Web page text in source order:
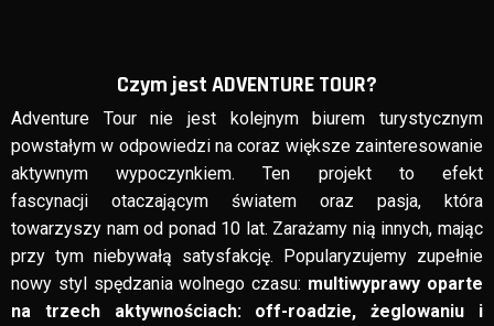
Czym jest ADVENTURE TOUR?
Adventure Tour nie jest kolejnym biurem turystycznym
powstałym w odpowiedzi na coraz większe zainteresowanie
aktywnym wypoczynkiem. Ten projekt to efekt
fascynacji otaczającym światem oraz pasja, która
towarzyszy nam od ponad 10 lat. Zarażamy nią innych, mając
przy tym niebywałą satysfakcję. Popularyzujemy zupełnie
nowy styl spędzania wolnego czasu: multiwyprawy oparte
na trzech aktywnościach: off-roadzie, żeglowaniu i